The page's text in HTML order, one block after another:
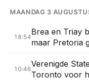
MAANDAG 3
18:54
Brea en Triay
maar Pretoria
10:46
Verenigde
Toronto voor